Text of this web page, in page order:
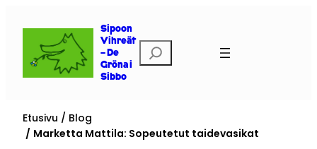
sisältöön
Sipoon
Vihreät
– De
Gröna i
Sibbo
Etsi
Etusivu
Blog
Marketta Mattila: Sopeutetut taidevasikat